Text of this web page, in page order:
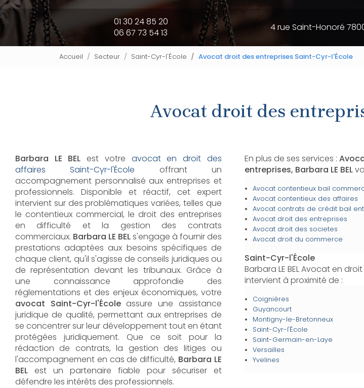
01 30 24 85 20
06 67 73 54 13
4 rue Saint-Honoré
Accueil Secteur Saint-Cyr-l'École Avocat droit des entreprises Saint-Cyr-l'École
Avocat droit des
Barbara LE BEL est votre avocat en droit des
affaires Saint-Cyr-l'École offrant un
accompagnement personnalisé aux entreprises et
professionnels. Disponible et réactif, cet expert
intervient sur des problématiques variées, telles que
le contentieux commercial, le droit des entreprises
en difficulté et la gestion des contrats
commerciaux. Barbara LE BELs'engage à fournir des
prestations adaptées aux besoins spécifiques de
chaque client, qu'il s'agisse de conseils juridiques ou
de représentation devant les tribunaux. Grâce à
une connaissance approfondie des
réglementations et des enjeux économiques, votre
avocat Saint-Cyr-l'Écoleassure une assistance
juridique de qualité, permettant aux entreprises de
se concentrer sur leur développement tout en étant
protégées juridiquement. Que ce soit pour la
rédaction de contrats, la gestion des litiges ou
l'accompagnement en cas de difficulté, Barbara LE
BEL​​​​​​​ est un partenaire fiable pour sécuriser et
défendre les intérêts des professionnels.
En plus de ses services :
entreprises, Barbara LE BEL
Avocat contentieux bail
Avocat contentieux des affaires
Avocat contrats de crédit bail
Avocat droit des entreprises
Avocat droit des societes
Avocat droit du commerce
Saint-Cyr-l'École
Barbara LE BEL Avocat en
intervient à proximité de :
Coignières
Guyancourt
Montigny-le-Bretonneux
Saint-Cyr-l'École
Saint-Germain-en-Laye
Versailles
Yvelines